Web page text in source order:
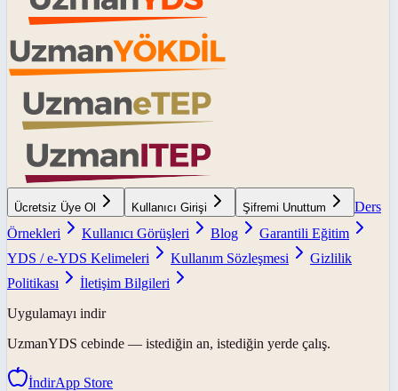
Ücretsiz Üye Ol Kullanıcı Girişi Şifremi Unuttum
Ders
Örnekleri
Kullanıcı Görüşleri Blog
Garantili Eğitim
YDS / e-YDS Kelimeleri
Kullanım Sözleşmesi
Gizlilik
Politikası
İletişim Bilgileri
Uygulamayı indir
UzmanYDS cebinde — istediğin an, istediğin yerde çalış.
İndirApp Store